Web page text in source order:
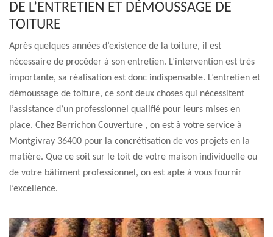
DE L’ENTRETIEN ET DÉMOUSSAGE DE
TOITURE
Après quelques années d’existence de la toiture, il est
nécessaire de procéder à son entretien. L’intervention est très
importante, sa réalisation est donc indispensable. L’entretien et
démoussage de toiture, ce sont deux choses qui nécessitent
l’assistance d’un professionnel qualifié pour leurs mises en
place. Chez Berrichon Couverture , on est à votre service à
Montgivray 36400 pour la concrétisation de vos projets en la
matière. Que ce soit sur le toit de votre maison individuelle ou
de votre bâtiment professionnel, on est apte à vous fournir
l’excellence.